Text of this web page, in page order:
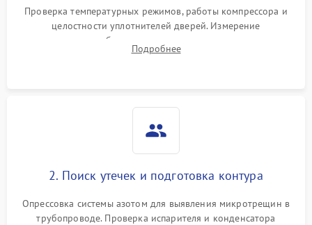
работе
2000 ₽ Подробнее →
1000 ₽
1800 ₽
Проверка температурных режимов, работы компрессора и
целостности уплотнителей дверей. Измерение
сопротивления обмоток мотора, проверка термостата и
считывание кодов ошибок с электронного дисплея.
Подробнее
2. Поиск утечек и подготовка контура
Опрессовка системы азотом для выявления микротрещин в
трубопроводе. Проверка испарителя и конденсатора